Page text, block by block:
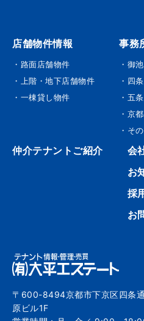
店舗物件情報
・路面店舗物件
・上階・地下店舗物件
・一棟貸し物件
事務
・御
・四
・五
・京
・そ
仲介テナントご紹介
会
お
採
お
〒600-8494京都市下京区四条
原ビル1F